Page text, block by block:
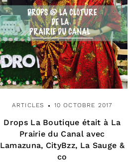
ARTICLES 10 OCTOBRE 2017
Drops La Boutique était à La
Prairie du Canal avec
Lamazuna, CityBzz, La Sauge &
co